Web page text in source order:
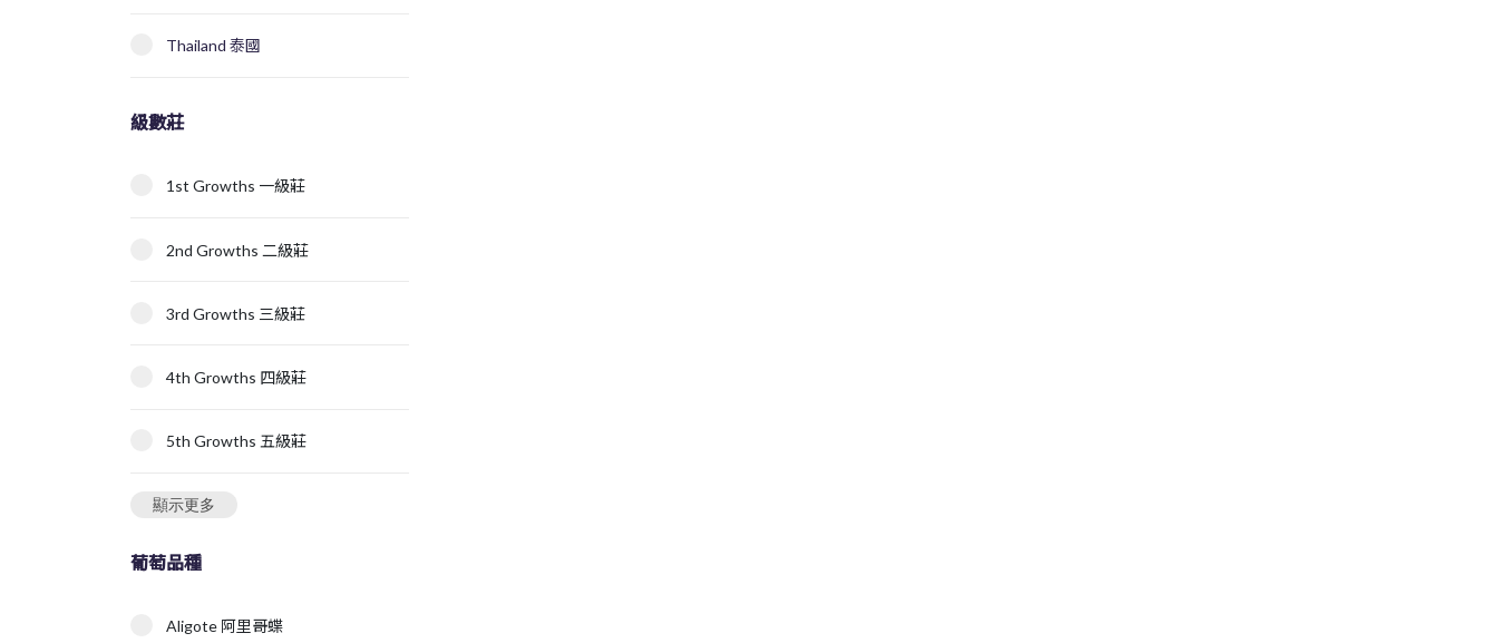
Thailand 泰國
級數莊
1st Growths 一級莊
2nd Growths 二級莊
3rd Growths 三級莊
4th Growths 四級莊
5th Growths 五級莊
顯示更多
葡萄品種
Aligote 阿里哥蝶